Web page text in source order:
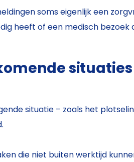
soms eigenlijk een
heeft of een medisch
situatie – zoals het
die niet buiten werktijd